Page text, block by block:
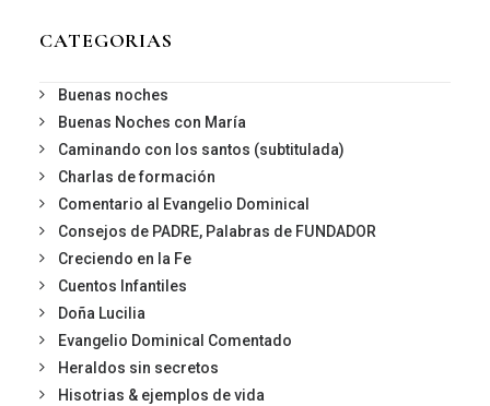
CATEGORIAS
Buenas noches
Buenas Noches con María
Caminando con los santos (subtitulada)
Charlas de formación
Comentario al Evangelio Dominical
Consejos de PADRE, Palabras de FUNDADOR
Creciendo en la Fe
Cuentos Infantiles
Doña Lucilia
Evangelio Dominical Comentado
Heraldos sin secretos
Hisotrias & ejemplos de vida